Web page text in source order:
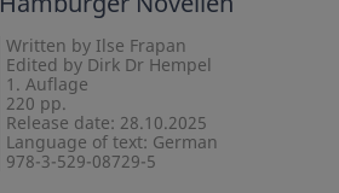
Written by Ilse Frapan
Edited by Dirk Dr Hempel
1. Auflage
220 pp.
Release date: 28.10.2025
Language of text: German
978-3-529-08729-5